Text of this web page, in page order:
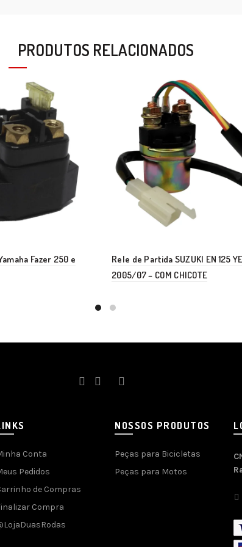
PRODUTOS RELACIONADOS
Fazer 250 e
Rele de Partida SUZUKI EN 125
2005/07 – COM CHICOTE
Conta
Pedidos
de Compras
Compra
NOSSOS PRODUTOS
Peças para Bicicletas
Peças para Motos